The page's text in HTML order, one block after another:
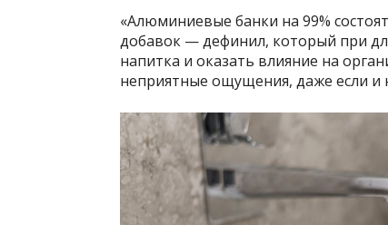
«Алюминиевые банки на 99%
добавок — дефинил, который при
напитка и оказать влияние на
неприятные ощущения, даже если и